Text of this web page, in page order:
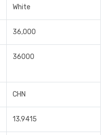
White
36,000
36000
CHN
13.9415